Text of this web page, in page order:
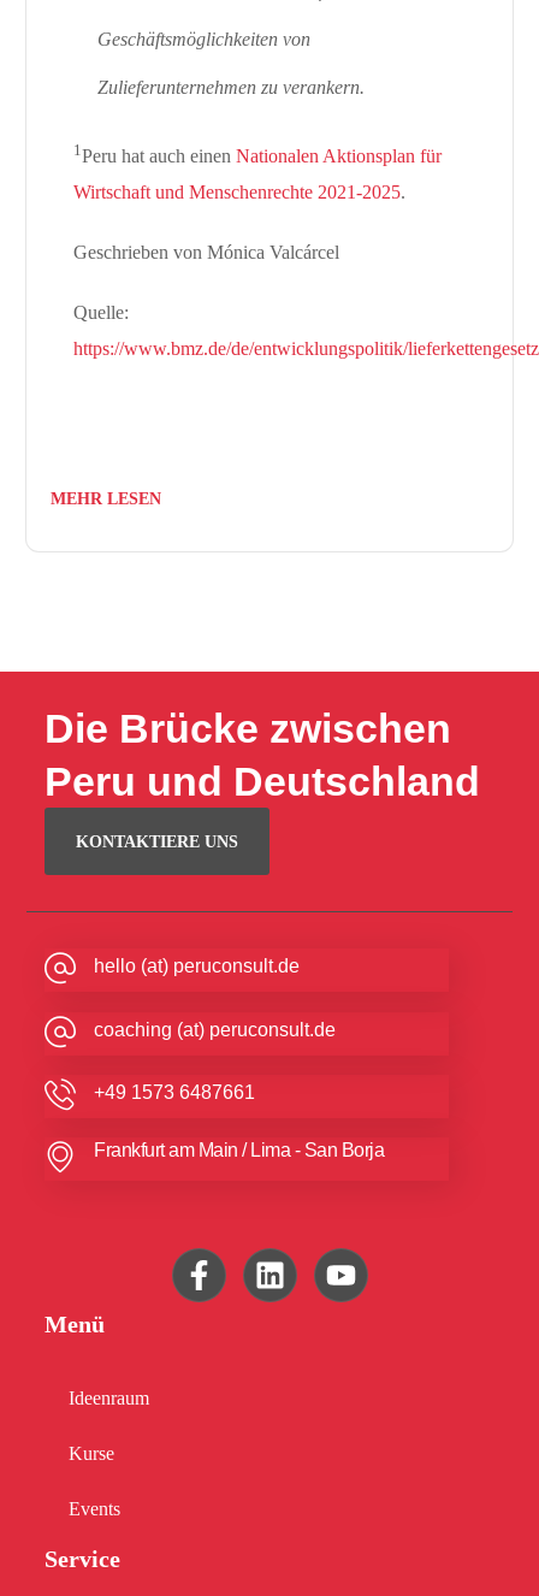
Geschäftsmöglichkeiten von
Zulieferunternehmen zu verankern.
1Peru hat auch einen Nationalen Aktionsplan für
Wirtschaft und Menschenrechte 2021-2025.
Geschrieben von Mónica Valcárcel
Quelle:
https://www.bmz.de/de/entwicklungspolitik/lieferkettengesetz
MEHR LESEN
Die Brücke zwischen
Peru und Deutschland
KONTAKTIERE UNS
hello (at) peruconsult.de
coaching (at) peruconsult.de
+49 1573 6487661
Frankfurt am Main / Lima - San Borja
Menü
Ideenraum
Kurse
Events
Service